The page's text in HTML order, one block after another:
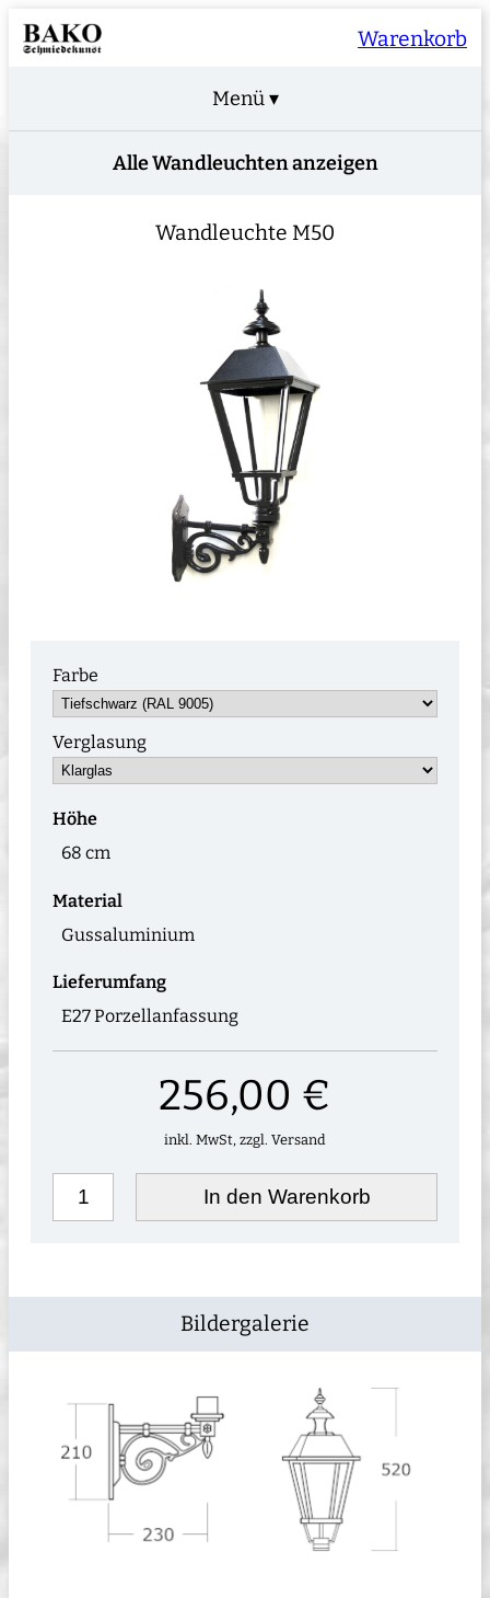
Warenkorb
Menü ▾
Alle Wandleuchten anzeigen
Wandleuchte M50
Farbe
Verglasung
Höhe
68 cm
Material
Gussaluminium
Lieferumfang
E27 Porzellanfassung
256,00 €
inkl. MwSt, zzgl. Versand
In den Warenkorb
Bildergalerie